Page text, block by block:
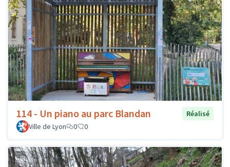
114 - Un piano au parc Blandan
Réalisé
Ville de Lyon
0 0